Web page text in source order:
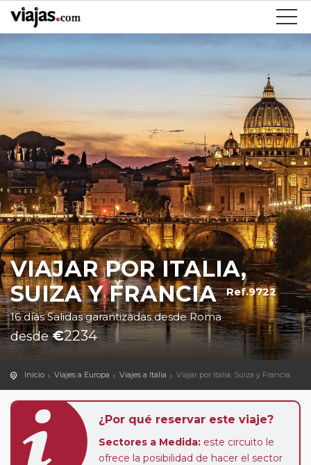
VIAJAR POR ITALIA,
SUIZA Y FRANCIA Ref.9722
16 días Salidas garantizadas desde Roma
desde€2234
Inicio Viajes a Europa Viajes a Italia Viajar por Italia, Suiza y Francia
¿Por qué reservar este viaje?
Sectores a Medida: este circuito le
ofrece la posibilidad de hacer el sector